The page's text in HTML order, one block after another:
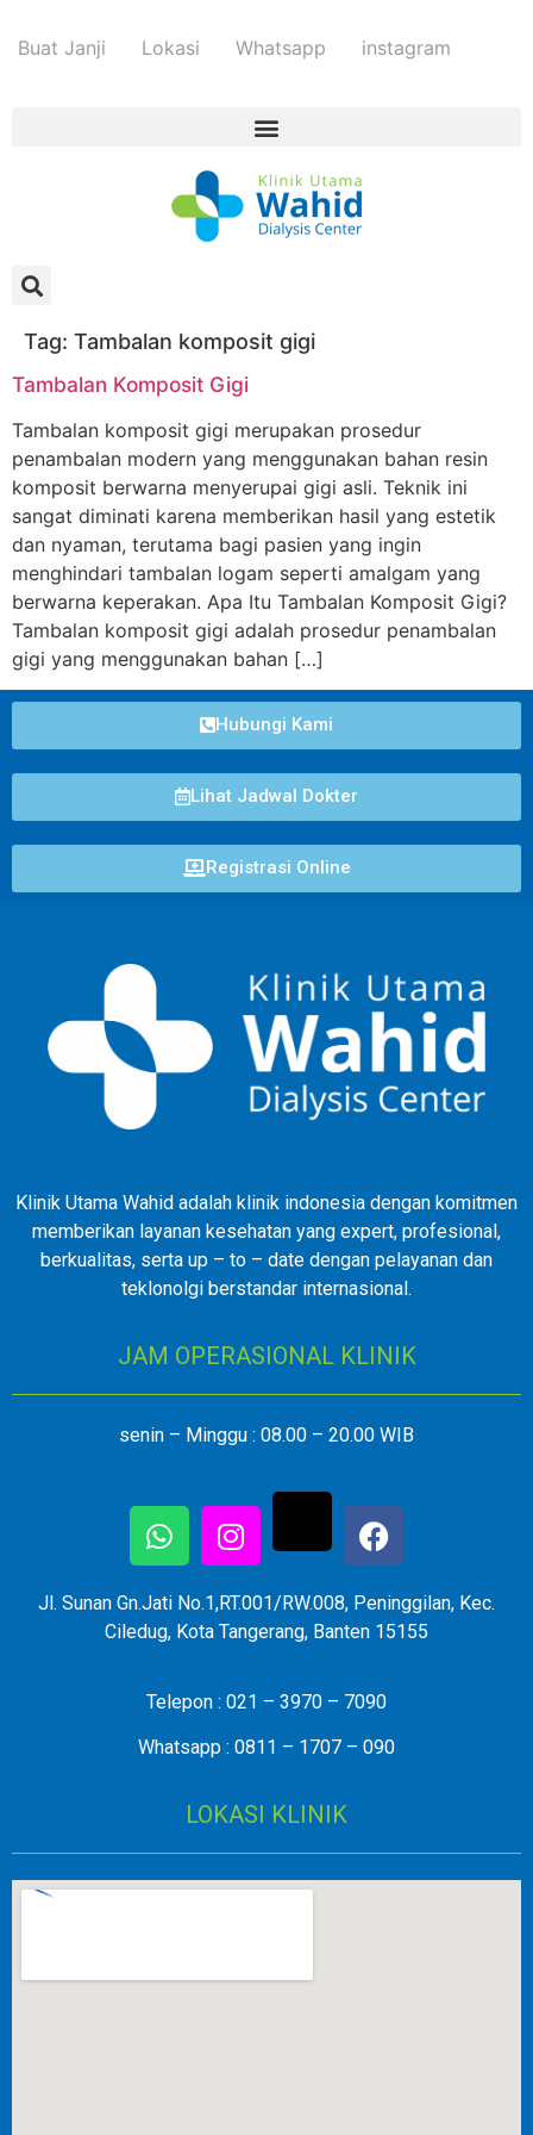
Buat Janji Lokasi Whatsapp instagram
Tag: Tambalan komposit gigi
Tambalan Komposit Gigi
Tambalan komposit gigi merupakan prosedur
penambalan modern yang menggunakan bahan resin
komposit berwarna menyerupai gigi asli. Teknik ini
sangat diminati karena memberikan hasil yang estetik
dan nyaman, terutama bagi pasien yang ingin
menghindari tambalan logam seperti amalgam yang
berwarna keperakan. Apa Itu Tambalan Komposit Gigi?
Tambalan komposit gigi adalah prosedur penambalan
gigi yang menggunakan bahan […]
Hubungi Kami
Lihat Jadwal Dokter
Registrasi Online
Klinik Utama Wahid adalah klinik indonesia dengan komitmen
memberikan layanan kesehatan yang expert, profesional,
berkualitas, serta up – to – date dengan pelayanan dan
teklonolgi berstandar internasional.
JAM OPERASIONAL KLINIK
senin – Minggu : 08.00 – 20.00 WIB
Jl. Sunan Gn.Jati No.1,RT.001/RW.008, Peninggilan, Kec.
Ciledug, Kota Tangerang, Banten 15155
Telepon : 021 – 3970 – 7090
Whatsapp : 0811 – 1707 – 090
LOKASI KLINIK